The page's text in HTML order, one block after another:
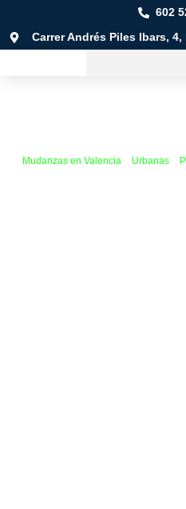
602
Carrer Andrés Piles Ibars,
Mudanzas en Valencia Urbanas